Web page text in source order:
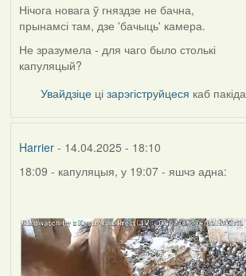
Нічога новага ў гняздзе не бачна,
прынамсі там, дзе 'бачыць' камера.
Не зразумела - для чаго было столькі
капуляцый?
Увайдзіце цізарэгіструйцеся каб
Harrier- 14.04.2025 - 18:10
18:09 - капуляцыя, у 19:07 - яшчэ адна: